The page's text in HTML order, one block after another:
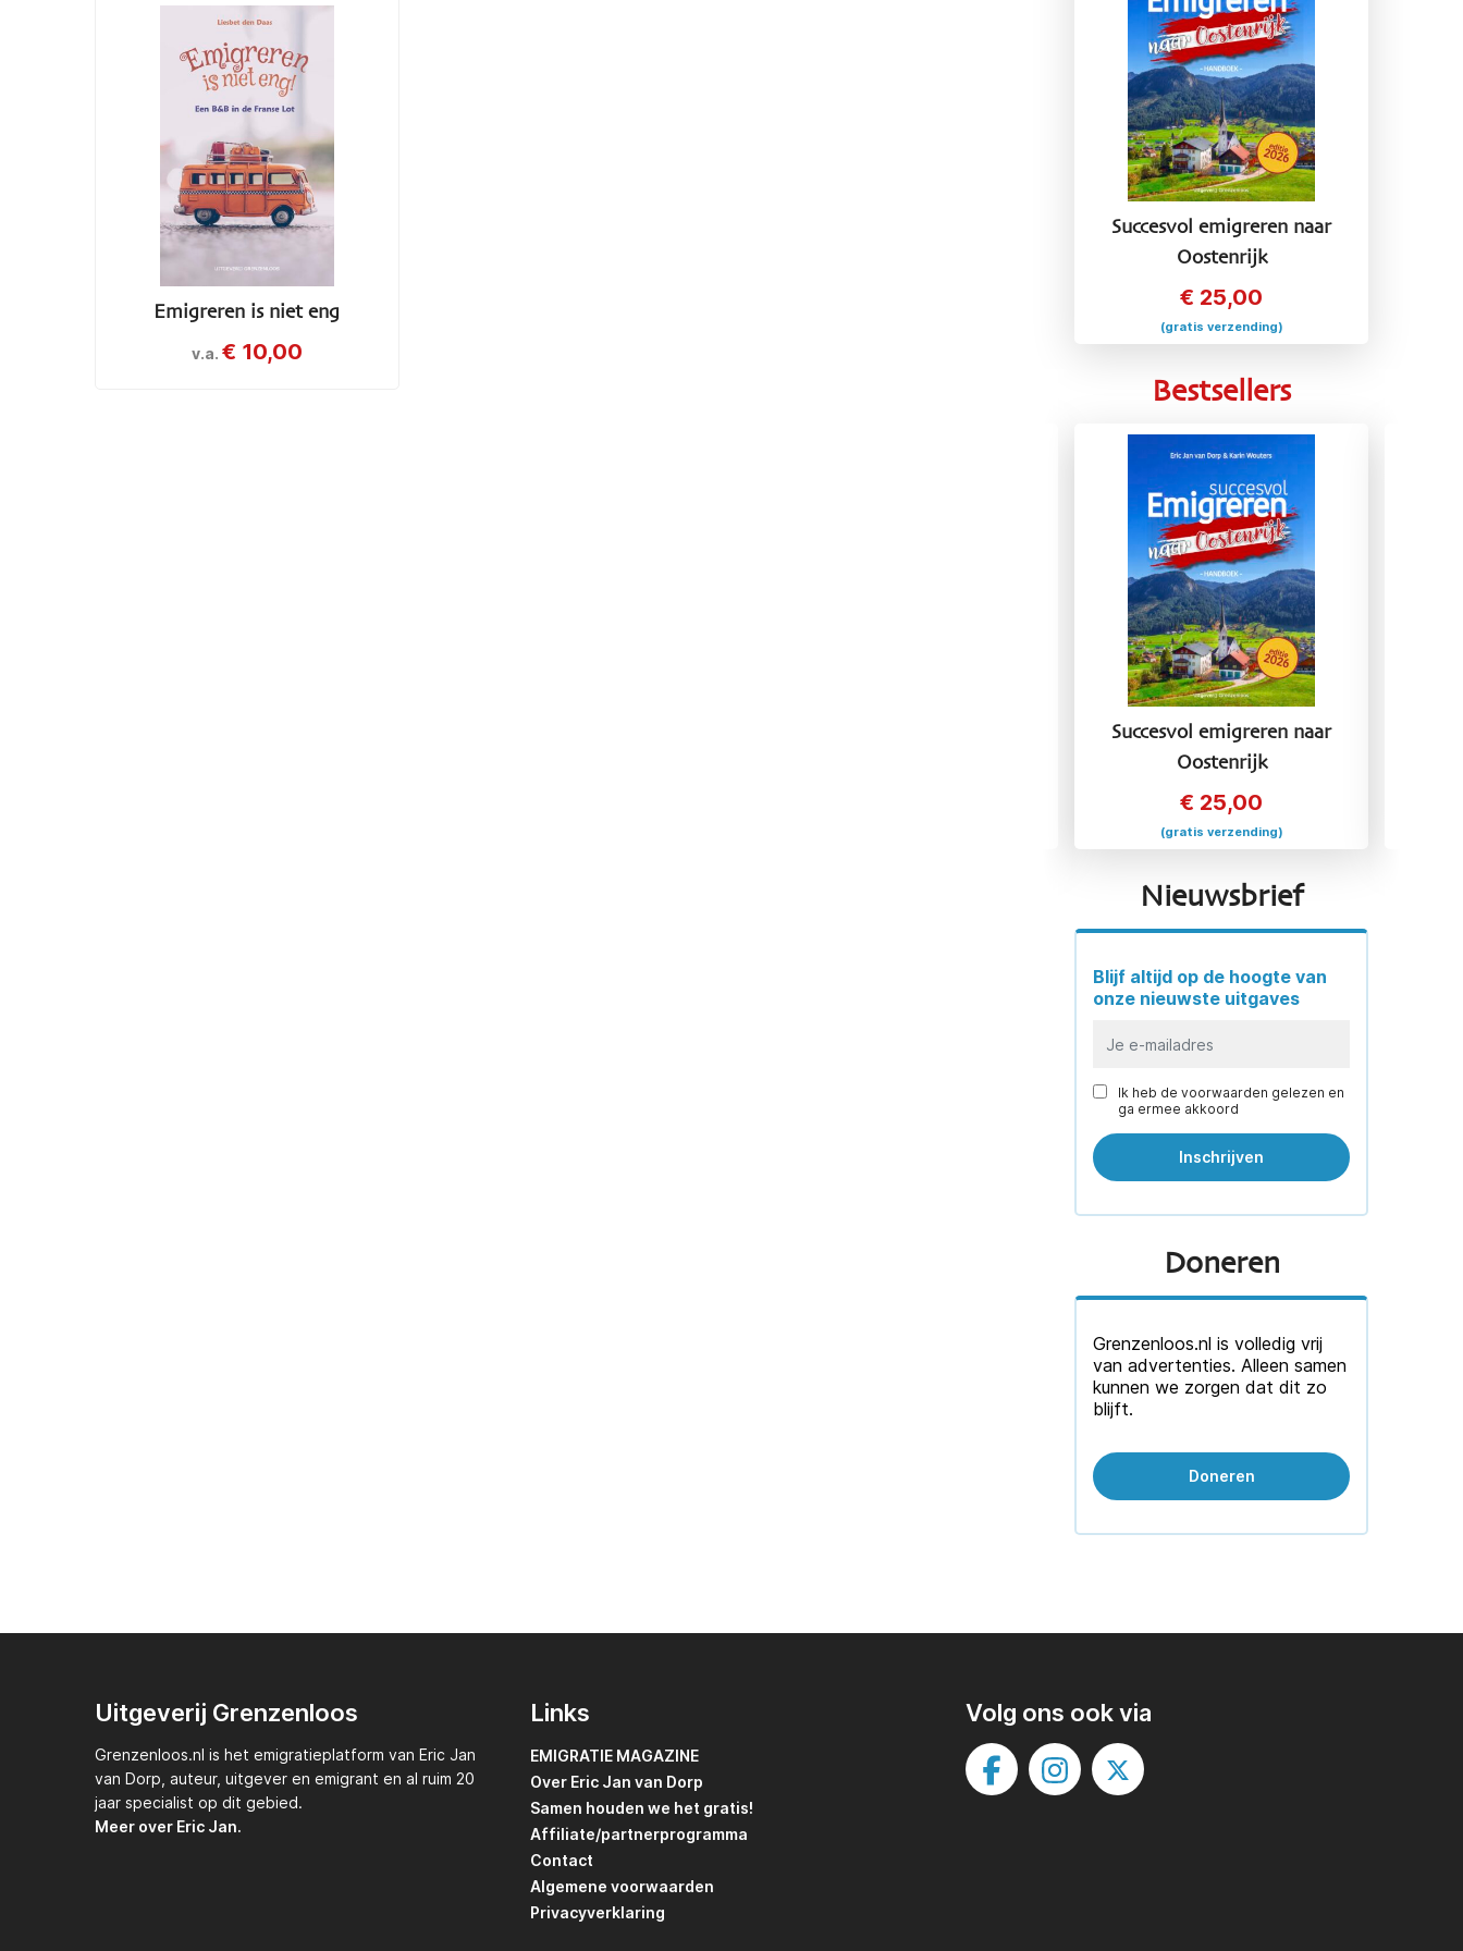
Emigreren is niet eng
v.a. € 10,00
Succesvol emigreren naar
Oostenrijk
€ 25,00
(gratis verzending)
Bestsellers
Succesvol emigreren naar
Oostenrijk
€ 25,00
(gratis verzending)
Nieuwsbrief
Blijf altijd op de hoogte van
onze nieuwste uitgaves
Ik heb de voorwaarden gelezen en
ga ermee akkoord
Doneren
Grenzenloos.nl is volledig vrij
van advertenties. Alleen samen
kunnen we zorgen dat dit zo
blijft.
Doneren
Uitgeverij Grenzenloos
Grenzenloos.nl is het emigratieplatform van Eric Jan
van Dorp, auteur, uitgever en emigrant en al ruim 20
jaar specialist op dit gebied.
Meer over Eric Jan.
Links
EMIGRATIE MAGAZINE
Over Eric Jan van Dorp
Samen houden we het gratis!
Affiliate/partnerprogramma
Contact
Algemene voorwaarden
Privacyverklaring
Volg ons ook via